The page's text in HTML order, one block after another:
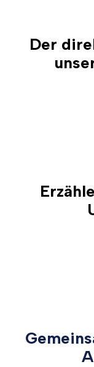
Der